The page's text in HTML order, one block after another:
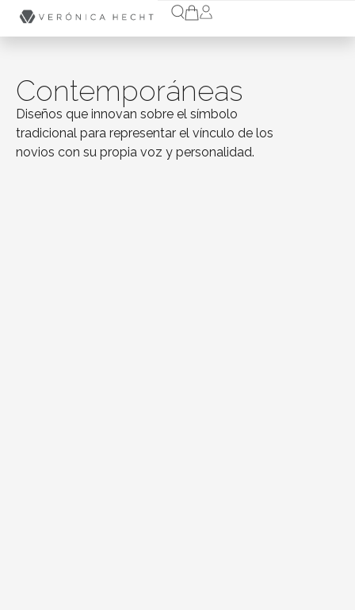
Contemporáneas
Diseños que innovan sobre el símbolo
tradicional para representar el vínculo de los
novios con su propia voz y personalidad.